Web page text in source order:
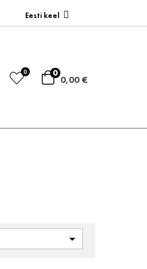
Eesti keel
0 0
0,00 €
